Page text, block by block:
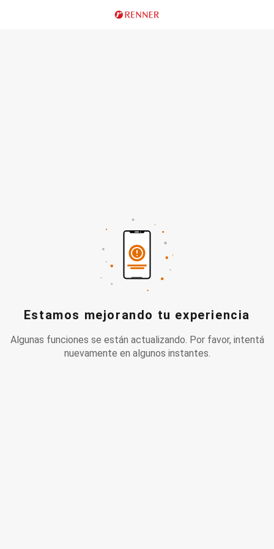
Estamos mejorando tu experiencia
Algunas funciones se están actualizando. Por favor, intentá
nuevamente en algunos instantes.